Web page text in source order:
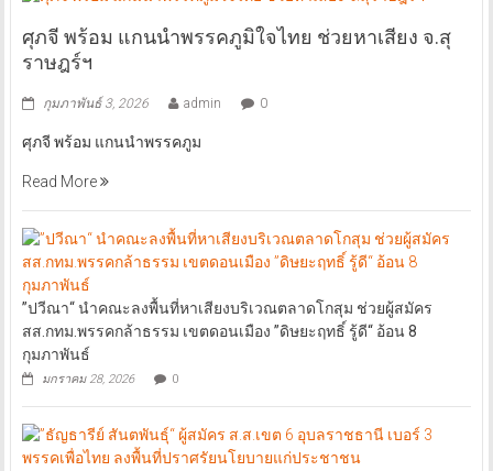
ศุภจี พร้อม แกนนำพรรคภูมิใจไทย ช่วยหาเสียง จ.สุ
ราษฎร์ฯ
กุมภาพันธ์ 3, 2026 admin 0
ศุภจี พร้อม แกนนำพรรคภูม
Read More
”ปวีณา“ นำคณะลงพื้นที่หาเสียงบริเวณตลาดโกสุม ช่วยผู้สมัคร
สส.กทม.พรรคกล้าธรรม เขตดอนเมือง ”ดิษยะฤทธิ์ รู้ดี“ อ้อน 8
กุมภาพันธ์
มกราคม 28, 2026 0